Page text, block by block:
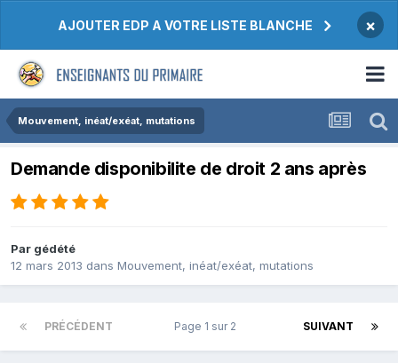
AJOUTER EDP A VOTRE LISTE BLANCHE ×
Mouvement, inéat/exéat, mutations
Demande disponibilite de droit 2 ans après
Par gédété
12 mars 2013 dans Mouvement, inéat/exéat, mutations
PRÉCÉDENT SUIVANT
Page 1 sur 2